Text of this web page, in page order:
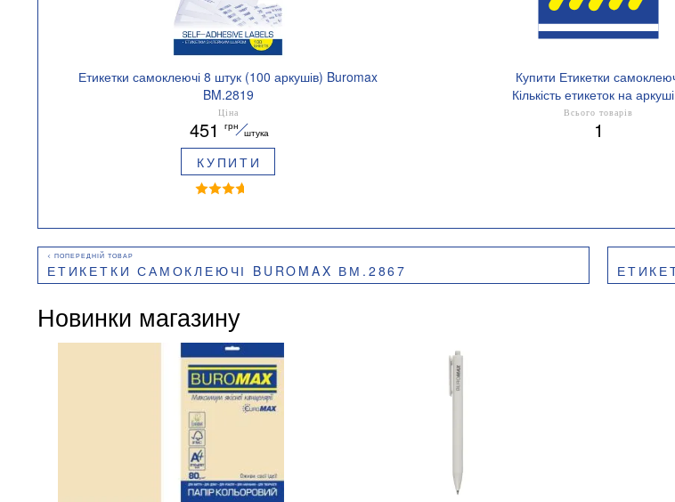
Етикетки самоклеючі 8 штук (100 аркушів) Buromax
BM.2819
Ціна
451 грн
штука
КУПИТИ
Купити Етикетки
Кількість етикеток на
Всього товарів
1
ЕТИКЕТКИ САМОКЛЕЮЧІ BUROMAX ВМ.2867
Новинки магазину